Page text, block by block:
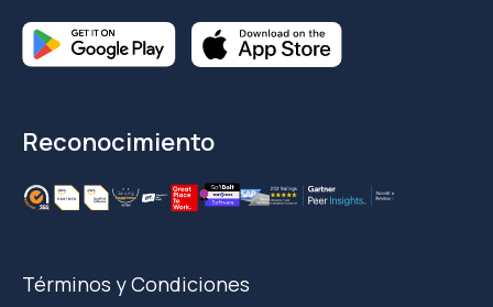
Reconocimiento
Términos y Condiciones